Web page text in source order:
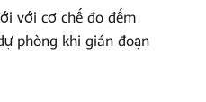
với cơ chế đo đếm
phòng khi gián đoạn